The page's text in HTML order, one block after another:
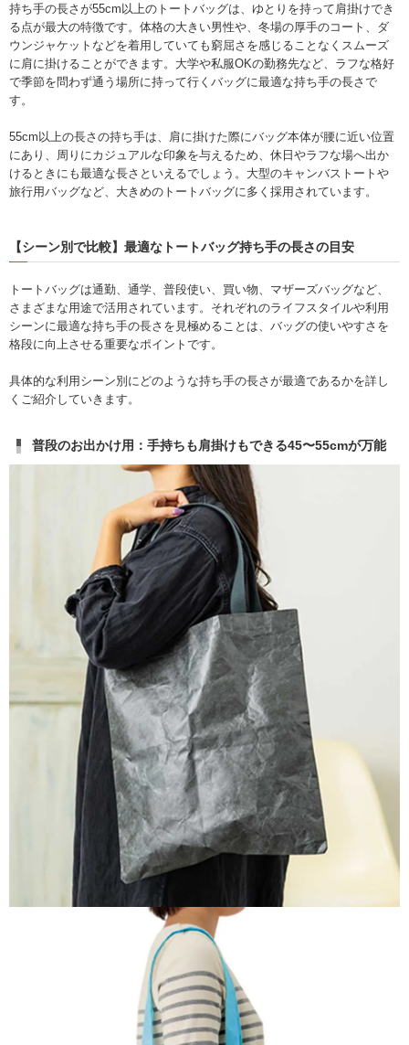
持ち手の長さが55cm以上のトートバッグは、ゆとりを持って肩掛けでき
る点が最大の特徴です。体格の大きい男性や、冬場の厚手のコート、ダ
ウンジャケットなどを着用していても窮屈さを感じることなくスムーズ
に肩に掛けることができます。大学や私服OKの勤務先など、ラフな格好
で季節を問わず通う場所に持って行くバッグに最適な持ち手の長さで
す。
55cm以上の長さの持ち手は、肩に掛けた際にバッグ本体が腰に近い位置
にあり、周りにカジュアルな印象を与えるため、休日やラフな場へ出か
けるときにも最適な長さといえるでしょう。大型のキャンバストートや
旅行用バッグなど、大きめのトートバッグに多く採用されています。
【シーン別で比較】最適なトートバッグ持ち手の長さの目安
トートバッグは通勤、通学、普段使い、買い物、マザーズバッグなど、
さまざまな用途で活用されています。それぞれのライフスタイルや利用
シーンに最適な持ち手の長さを見極めることは、バッグの使いやすさを
格段に向上させる重要なポイントです。
具体的な利用シーン別にどのような持ち手の長さが最適であるかを詳し
くご紹介していきます。
普段のお出かけ用：手持ちも肩掛けもできる45〜55cmが万能